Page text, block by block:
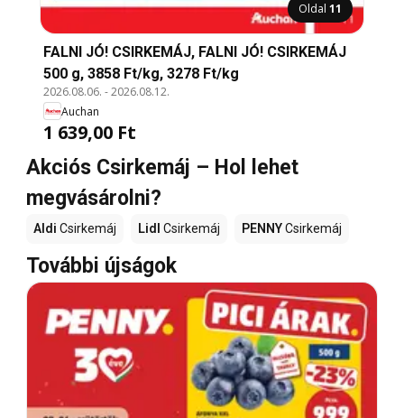
Oldal 11
FALNI JÓ! CSIRKEMÁJ, FALNI JÓ! CSIRKEMÁJ
500 g, 3858 Ft/kg, 3278 Ft/kg
2026.08.06. -2026.08.12.
Auchan
1 639,00 Ft
Akciós Csirkemáj – Hol lehet
megvásárolni?
Aldi Csirkemáj Lidl Csirkemáj PENNYCsirkemáj
További újságok